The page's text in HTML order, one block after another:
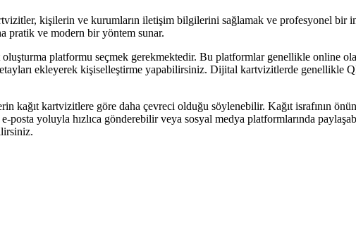
kişilerin ve kurumların iletişim bilgilerini sağlamak ve profesyonel bir
pratik ve modern bir yöntem sunar.
platformu seçmek gerekmektedir. Bu platformlar genellikle online
ekleyerek kişiselleştirme yapabilirsiniz. Dijital kartvizitlerde genellikle
kağıt kartvizitlere göre daha çevreci olduğu söylenebilir. Kağıt israfının
yoluyla hızlıca gönderebilir veya sosyal medya platformlarında